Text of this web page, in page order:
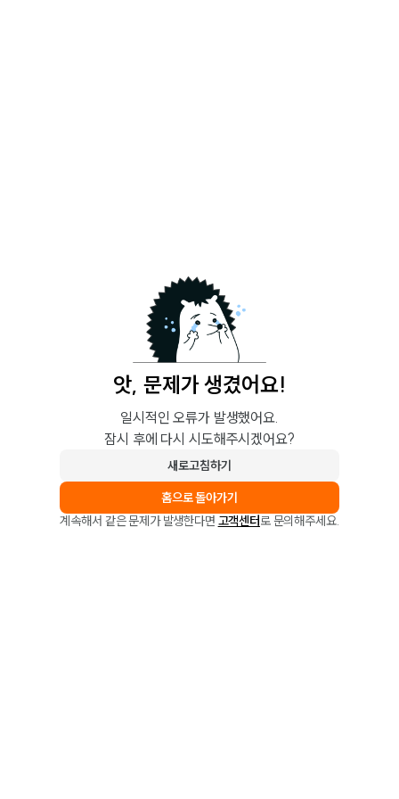
앗, 문제가 생겼어요!
일시적인 오류가 발생했어요.
잠시 후에 다시 시도해주시겠어요?
새로고침하기
홈으로 돌아가기
계속해서 같은 문제가 발생한다면 고객센터로 문의해주세요.